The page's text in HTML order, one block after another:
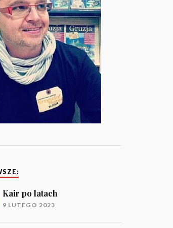
Kair po latach
9 LUTEGO 2023